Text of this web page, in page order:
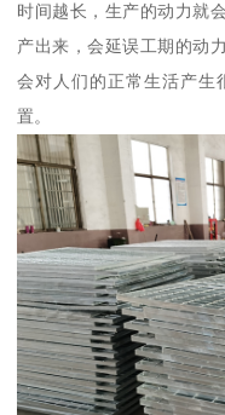
时间越长，生产的动力就
产出来，会延误工期的动
会对人们的正常生活产生
置。